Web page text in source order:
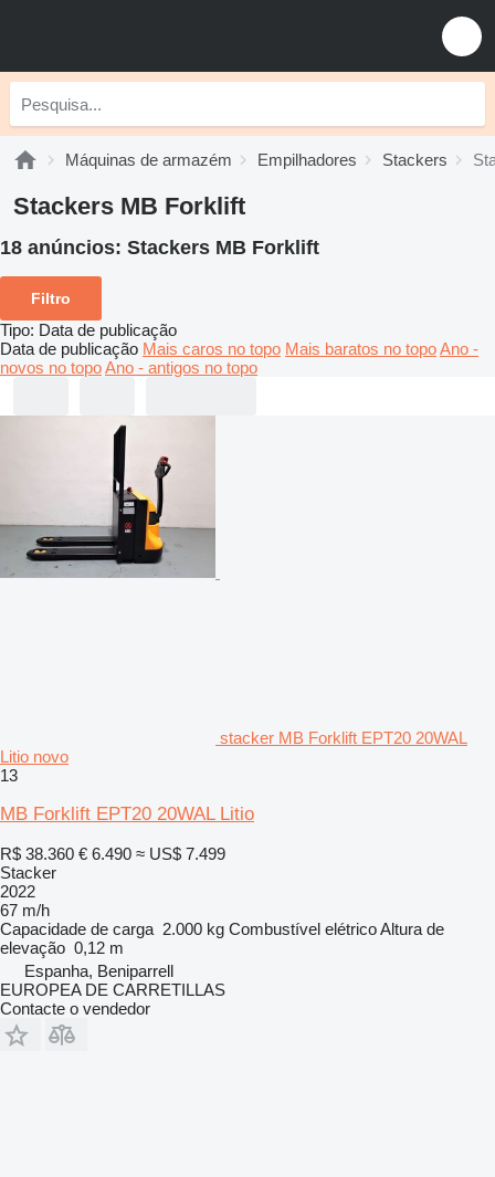
Máquinas de armazém Empilhadores Stackers
Stackers MB Forklift
18 anúncios: Stackers MB Forklift
Filtro
Tipo: Data de publicação
Data de publicação Mais caros no topo Mais baratos no topoAno -
novos no topoAno - antigos no topo
stacker MB Forklift EPT20 20WAL
Litio novo
13
MB Forklift EPT20 20WAL Litio
R$ 38.360 € 6.490 ≈ US$ 7.499
Stacker
2022
67 m/h
Capacidade de carga 2.000 kg Combustível elétricoAltura de
elevação 0,12 m
Espanha, Beniparrell
EUROPEA DE CARRETILLAS
Contacte o vendedor